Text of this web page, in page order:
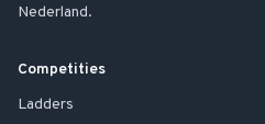
Nederland.
Competities
Ladders